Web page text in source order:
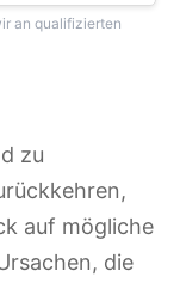
an qualifizierten
zu
auf mögliche
die